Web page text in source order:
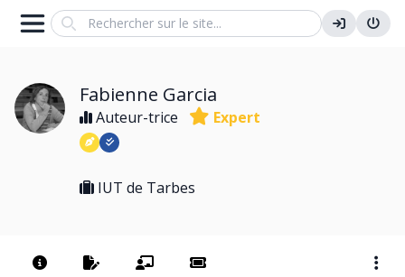
Search
Fabienne Garcia
Auteur-trice Expert
IUT de Tarbes